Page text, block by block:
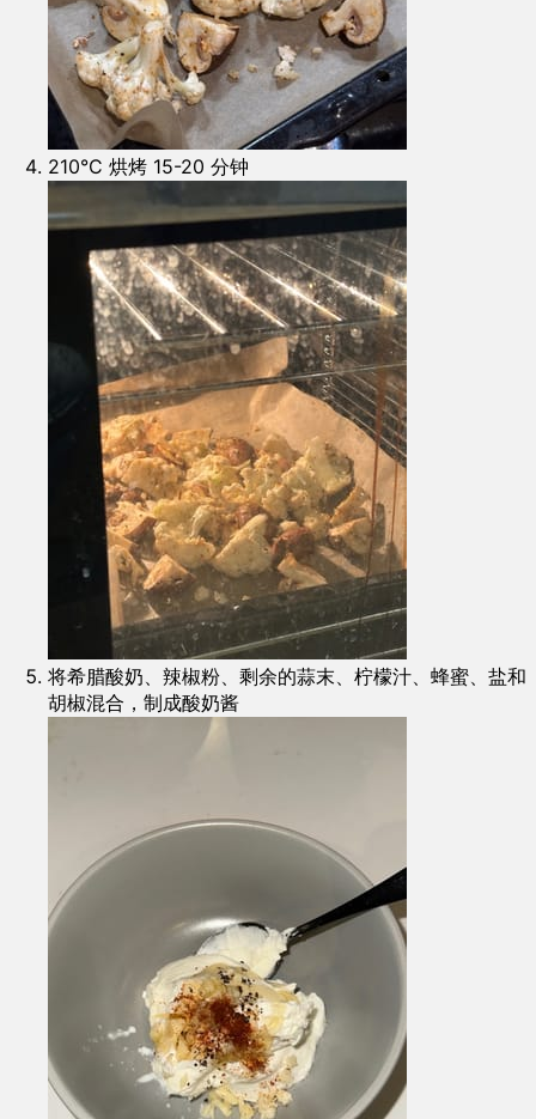
210°C 烘烤 15-20 分钟
将希腊酸奶、辣椒粉、剩余的蒜末、柠檬汁、蜂蜜、盐和
胡椒混合，制成酸奶酱